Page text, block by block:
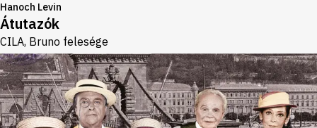
Hanoch Levin
Átutazók
CILA, Bruno felesége